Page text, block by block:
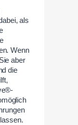
als
Wenn
aber
die